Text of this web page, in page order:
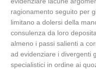
ragionamento seguito per
limitano a dolersi della
consulenza da loro
almeno i passi salienti a
ad evidenziare i divergenti
specialistici in ordine ai